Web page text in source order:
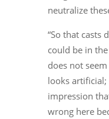
neutralize
“So that casts
could be in
does not
looks
impression
wrong here